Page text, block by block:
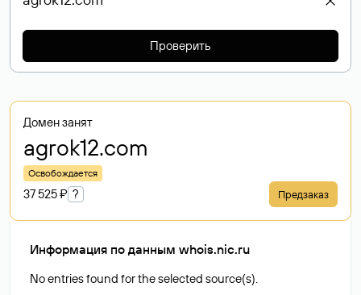
Проверить
Домен занят
agrok12.com
Освобождается
37 525 ₽ ? Предзаказ
Информация по данным whois.nic.ru
No entries found for the selected source(s).